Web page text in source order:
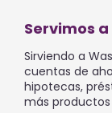
Servimos
Sirviendo a
cuentas de
hipotecas,
más productos